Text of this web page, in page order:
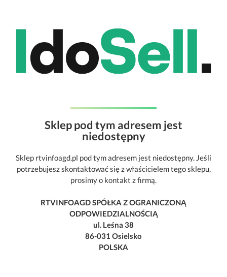
Sklep pod tym adresem jest
niedostępny
Sklep rtvinfoagd.pl pod tym adresem jest niedostępny. Jeśli
potrzebujesz skontaktować się z właścicielem tego sklepu,
prosimy o kontakt z firmą.
RTVINFOAGD SPÓŁKA Z OGRANICZONĄ
ODPOWIEDZIALNOŚCIĄ
ul. Leśna 38
86-031 Osielsko
POLSKA